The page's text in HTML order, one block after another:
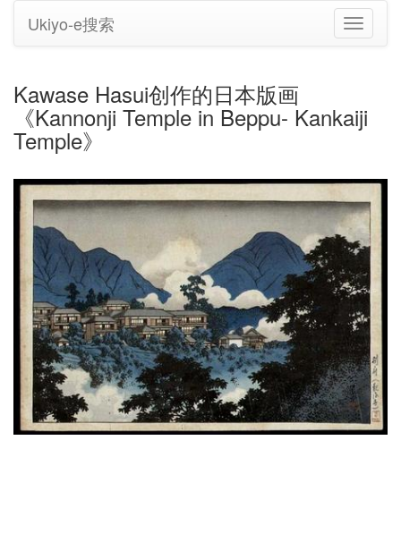
切
换
Ukiyo-e搜索
Kawase Hasui创作的日本版画
《Kannonji Temple in Beppu- Kankaiji
Temple》